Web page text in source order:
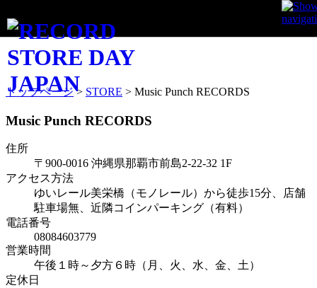
STORE INFO
トップページ > STORE > Music Punch RECORDS
Music Punch RECORDS
住所
〒900-0016 沖縄県那覇市前島2-22-32 1F
アクセス方法
ゆいレール美栄橋（モノレール）から徒歩15分、店舗
駐車場無、近隣コインパーキング（有料）
電話番号
08084603779
営業時間
午後１時～夕方６時（月、火、水、金、土）
定休日